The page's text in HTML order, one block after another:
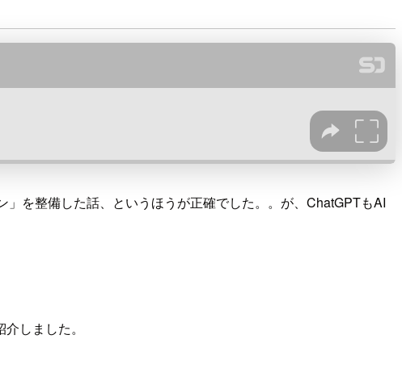
を整備した話、というほうが正確でした。。が、ChatGPTもAI
しました。